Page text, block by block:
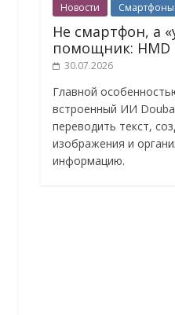
Новости Смартфоны
Не смартфон, а
помощник: HMD
30.07.2026
Главной
встроенный ИИ
переводить текст,
изображения и
информацию.